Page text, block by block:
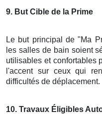
9. But Cible de la Prime
Le but principal de "Ma
les salles de bain soient
utilisables et confortables
l'accent sur ceux qui
difficultés de déplacement.
10. Travaux Éligibles